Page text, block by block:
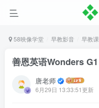
58映像学堂 早教影音 早教
善恩英语Wonders
唐老师
6月29日 13:33:51更新